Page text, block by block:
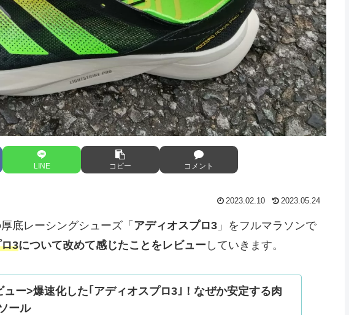
LINE コピー コメント
2023.02.10 2023.05.24
底レーシングシューズ「 アディオスプロ3 」をフルマラソンで
3について改めて感じたことをレビュー していきます。
ュー>爆速化した｢アディオスプロ3｣！なぜか安定する肉
ール